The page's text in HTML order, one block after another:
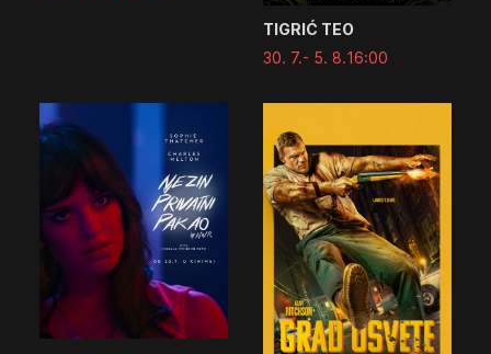
TIGRIĆ TEO
30. 7.- 5. 8.16:00